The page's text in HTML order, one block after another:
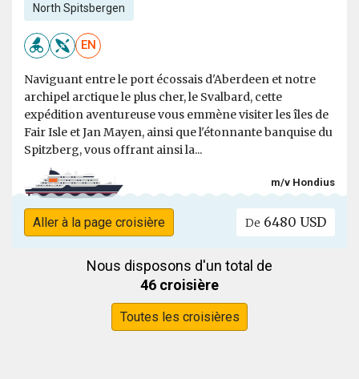
North Spitsbergen
EN
Naviguant entre le port écossais d'Aberdeen et notre
archipel arctique le plus cher, le Svalbard, cette
expédition aventureuse vous emmène visiter les îles de
Fair Isle et Jan Mayen, ainsi que l'étonnante banquise du
Spitzberg, vous offrant ainsi la...
m/v Hondius
Aller à la page croisière De 6480 USD
Nous disposons d'un total de
46 croisière
Toutes les croisières